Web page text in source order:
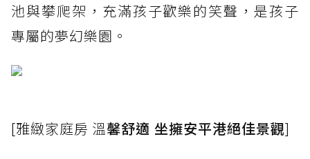
池與攀爬架，充滿孩子歡樂的笑聲，是孩子
專屬的夢幻樂園。
[雅緻家庭房 溫馨舒適 坐擁安平港絕佳景觀]